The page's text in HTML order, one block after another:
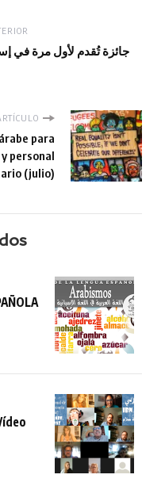
جائزة تُقدم لأول مرة في
para
personal
(julio)